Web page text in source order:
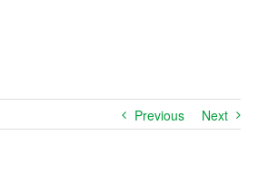
Previous Next